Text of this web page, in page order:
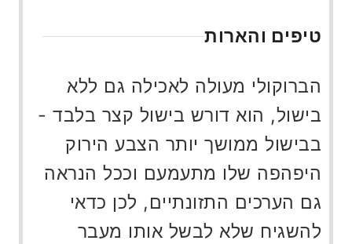
טיפים והארות
הברוקולי מעולה לאכילה גם ללא
בישול, הוא דורש בישול קצר בלבד -
בבישול ממושך יותר הצבע הירוק
היפהפה שלו מתעמעם וככל הנראה
גם הערכים התזונתיים, לכן כדאי
להשגיח שלא לבשל אותו מעבר